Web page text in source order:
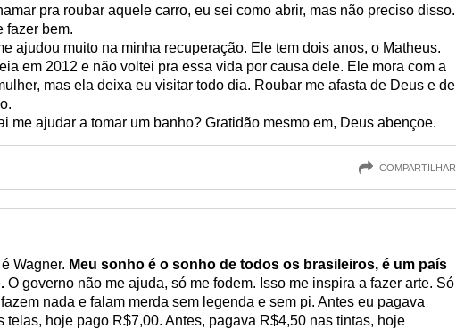
pra roubar aquele carro, eu sei como abrir, mas não preciso disso.
fazer bem.
ajudou muito na minha recuperação. Ele tem dois anos, o Matheus.
em 2012 e não voltei pra essa vida por causa dele. Ele mora com a
mas ela deixa eu visitar todo dia. Roubar me afasta de Deus e de
me ajudar a tomar um banho? Gratidão mesmo em, Deus abençoe.
COMPARTILHAR
Wagner. Meu sonho é o sonho de todos os brasileiros, é um país
O governo não me ajuda, só me fodem. Isso me inspira a fazer arte. Só
nada e falam merda sem legenda e sem pi. Antes eu pagava
telas, hoje pago R$7,00. Antes, pagava R$4,50 nas tintas, hoje